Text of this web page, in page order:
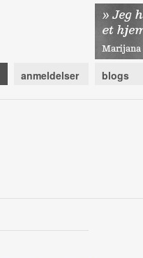
anmeldelser blogs